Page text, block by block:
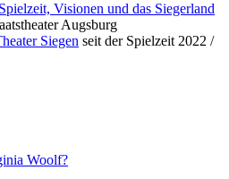
Visionen und das Siegerland
Augsburg
Siegen seit der Spielzeit 2022 /
Woolf?